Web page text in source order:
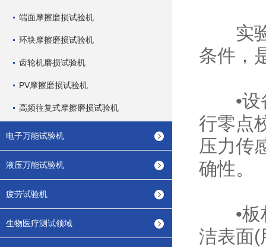
端面摩擦磨损试验机
环块摩擦磨损试验机
齿轮机磨损试验机
PV摩擦磨损试验机
高频往复式摩擦磨损试验机
电子万能试验机
液压万能试验机
疲劳试验机
生物医疗测试领域
实验
条件，
•设备
行零点
压力传
确性。
•板材
洁表面(